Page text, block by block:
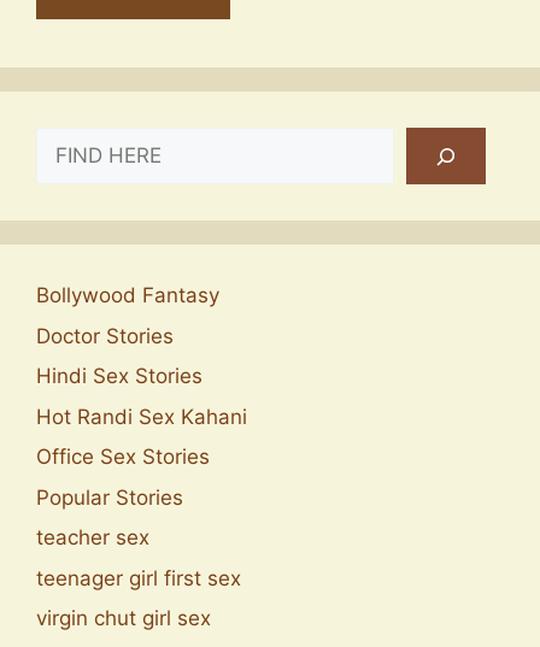
SEARCH
Bollywood Fantasy
Doctor Stories
Hindi Sex Stories
Hot Randi Sex Kahani
Office Sex Stories
Popular Stories
teacher sex
teenager girl first sex
virgin chut girl sex